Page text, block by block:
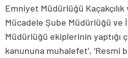
Emniyet Müdürlüğü
Mücadele Şube Müdürlüğü ve
Müdürlüğü ekiplerinin yaptığı
kanununa muhalefet’, ‘Resmi